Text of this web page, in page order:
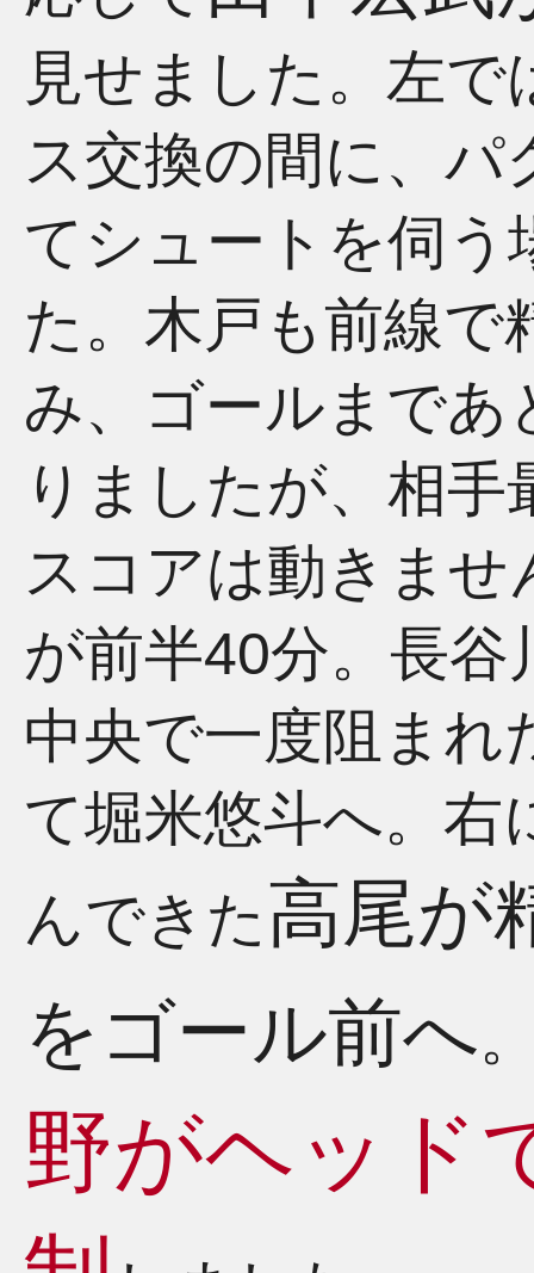
見せました。左
ス交換の間に、
てシュートを伺う
た。木戸も前線で
み、ゴールまであ
りましたが、相
スコアは動きま
が前半40分。長
中央で一度阻まれ
て堀米悠斗へ。右
んできた高尾が
をゴール前へ
野がヘッド